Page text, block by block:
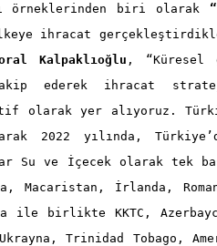
örneklerinden biri olarak
ihracat
Kalpaklıoğlu , “Küresel
takip ederek ihracat
olarak yer alıyoruz.
2022 yılında,
Su ve İçecek olarak tek
Macaristan, İrlanda,
ile birlikte KKTC,
Ukrayna, Trinidad Tobago,